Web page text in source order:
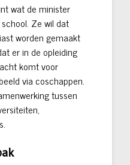
wat de minister
Ze wil dat
worden gemaakt
er in de opleiding
komt voor
via coschappen.
tussen